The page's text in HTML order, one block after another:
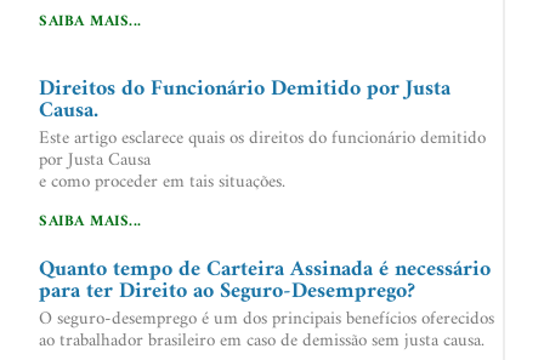
SAIBA MAIS...
Direitos do Funcionário Demitido por Justa
Causa.
Este artigo esclarece quais os direitos do funcionário demitido
por Justa Causa
e como proceder em tais situações.
SAIBA MAIS...
Quanto tempo de Carteira Assinada é necessário
para ter Direito ao Seguro-Desemprego?
O seguro-desemprego é um dos principais benefícios oferecidos
ao trabalhador brasileiro em caso de demissão sem justa causa.